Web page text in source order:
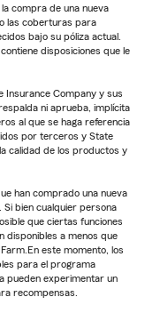
compra de una nueva
las coberturas para
bajo su póliza actual.
disposiciones que le
Insurance Company y sus
ni aprueba, implícita
al que se haga referencia
por terceros y State
calidad de los productos y
han comprado una nueva
Si bien cualquier persona
que ciertas funciones
disponibles a menos que
este momento, los
para el programa
pueden experimentar un
recompensas.